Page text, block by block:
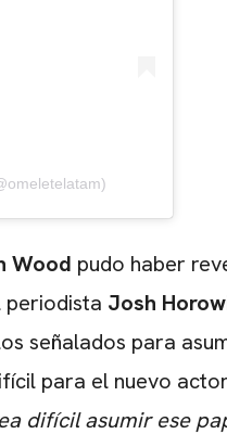
Wood pudo haber
periodista Josh
señalados para
para el nuevo
difícil asumir ese